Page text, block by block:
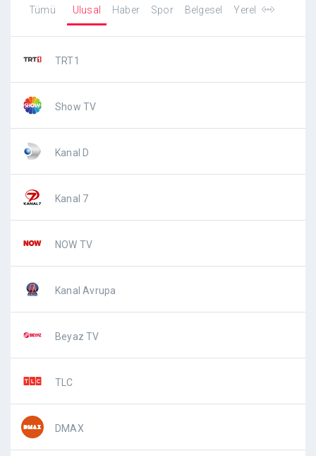
Tümü Ulusal Haber Spor Belgesel Yerel
TRT1
Show TV
Kanal D
Kanal 7
NOW TV
Kanal Avrupa
Beyaz TV
TLC
DMAX